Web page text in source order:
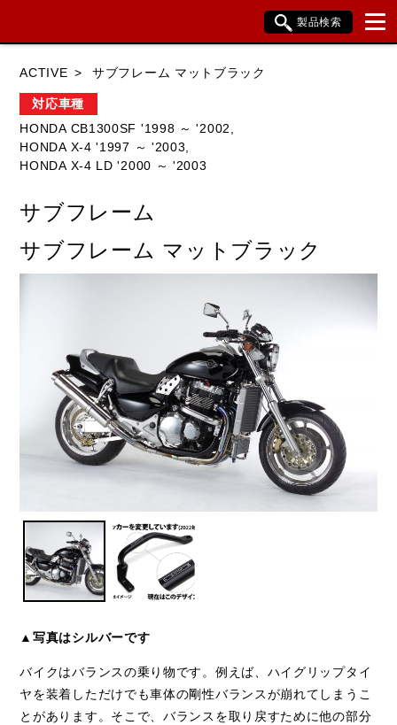
製品検索
HONDA YAMAHA
閉じる
ACTIVE サブフレーム マットブラック
対応車種
HONDA CB1300SF '1998 ～ '2002,
HONDA X-4 '1997 ～ '2003,
HONDA X-4 LD '2000 ～ '2003
サブフレーム
サブフレーム マットブラック
▲写真はシルバーです
バイクはバランスの乗り物です。例えば、ハイグリップタイ
ヤを装着しただけでも車体の剛性バランスが崩れてしまうこ
とがあります。そこで、バランスを取り戻すために他の部分